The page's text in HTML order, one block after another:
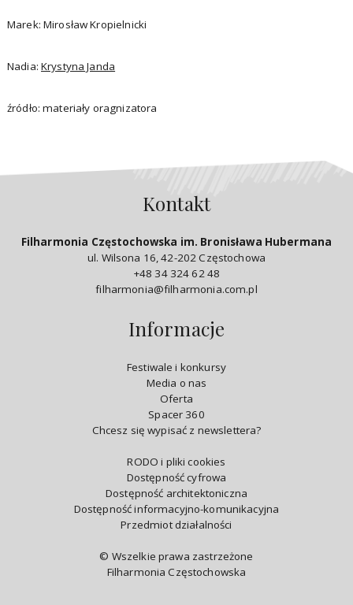
Marek: Mirosław Kropielnicki
Nadia: Krystyna Janda
źródło: materiały oragnizatora
Kontakt
Filharmonia Częstochowska im. Bronisława Hubermana
ul. Wilsona 16, 42-202 Częstochowa
+48 34 324 62 48
filharmonia@filharmonia.com.pl
Informacje
Festiwale i konkursy
Media o nas
Oferta
Spacer 360
Chcesz się wypisać z newslettera?
RODO i pliki cookies
Dostępność cyfrowa
Dostępność architektoniczna
Dostępność informacyjno-komunikacyjna
Przedmiot działalności
© Wszelkie prawa zastrzeżone
Filharmonia Częstochowska